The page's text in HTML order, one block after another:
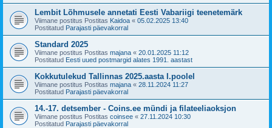
Lembit Lõhmusele annetati Eesti Vabariigi teenetemärk
Viimane postitus Postitas Kaidoa « 05.02.2025 13:40
Postitatud Parajasti päevakorral
Standard 2025
Viimane postitus Postitas majana « 20.01.2025 11:12
Postitatud Eesti uued postmargid alates 1991. aastast
Kokkutulekud Tallinnas 2025.aasta I.poolel
Viimane postitus Postitas majana « 28.11.2024 11:27
Postitatud Parajasti päevakorral
14.-17. detsember - Coins.ee mündi ja filateeliaoksjon
Viimane postitus Postitas coinsee « 27.11.2024 10:30
Postitatud Parajasti päevakorral